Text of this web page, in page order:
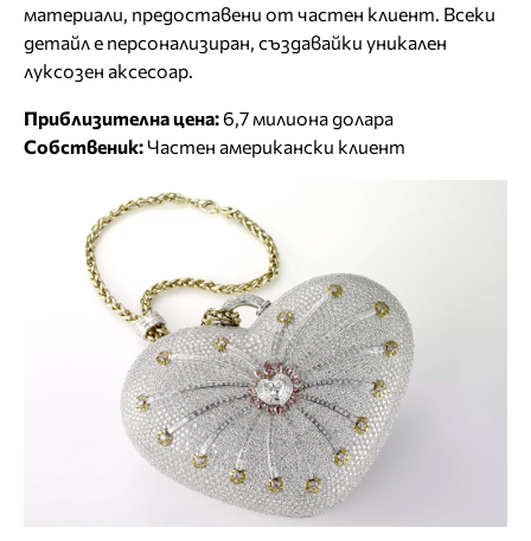
материали, предоставени от частен клиент. Всеки
детайл е персонализиран, създавайки уникален
луксозен аксесоар.
Приблизителна цена:6,7 милиона долара
Собственик:Частен американски клиент